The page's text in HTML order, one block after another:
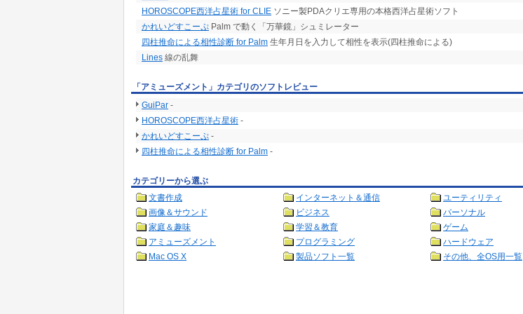
HOROSCOPE西洋占星術 for CLIE ソニー製PDAクリエ専用の本格西洋占星術ソフト
かれいどすこーぷ Palm で動く「万華鏡」シュミレーター
四柱推命による相性診断 for Palm 生年月日を入力して相性を表示(四柱推命による)
Lines 線の乱舞
「アミューズメント」カテゴリのソフトレビュー
GuiPar -
HOROSCOPE西洋占星術 -
かれいどすこーぷ -
四柱推命による相性診断 for Palm -
カテゴリーから選ぶ
文書作成
インターネット＆通信
ユーティリティ
画像＆サウンド
ビジネス
パーソナル
家庭＆趣味
学習＆教育
ゲーム
アミューズメント
プログラミング
ハードウェア
Mac OS X
製品ソフト一覧 その他、全OS用一覧